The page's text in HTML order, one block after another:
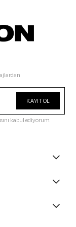
KAYIT OL
kabul ediyorum.